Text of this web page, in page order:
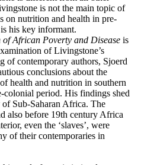
is not the main topic of
on nutrition and health in pre-
his key informant.
African Poverty and Disease is
of Livingstone’s
of contemporary authors, Sjoerd
conclusions about the
health and nutrition in southern
period. His findings shed
Sub-Saharan Africa. The
also before 19th century Africa
even the ‘slaves’, were
of their contemporaries in